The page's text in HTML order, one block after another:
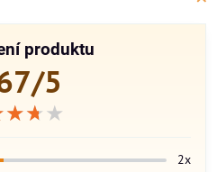
produktu
5
2x